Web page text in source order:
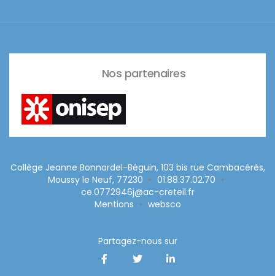
Nos partenaires
Collège Jeanne Bonnardel-Béguin, 103 bis rue Cambacérès,
Moussy le Neuf, 77230 • 01.88.37.02.70 •
ce.0772946j@ac-creteil.fr
Mentions • websco
Partagez-nous sur